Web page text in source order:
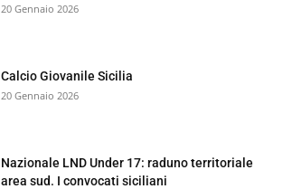
20 Gennaio 2026
Calcio Giovanile Sicilia
20 Gennaio 2026
Nazionale LND Under 17: raduno territoriale
area sud. I convocati siciliani